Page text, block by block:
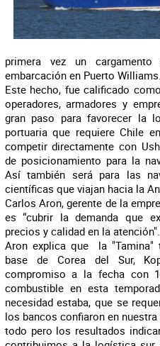
primera vez un
embarcación en Puerto Williams.
Este hecho, fue calificado
operadores, armadores y
gran paso para favorecer la
portuaria que requiere Chile
competir directamente con
de posicionamiento para la
Así también será para las
científicas que viajan hacia la
Carlos Aron, gerente de la
es “cubrir la demanda que
precios y calidad en la atención".
Aron explica que la "Tamina"
base de Corea del Sur,
compromiso a la fecha con
combustible en esta
necesidad estaba, que se
los bancos confiaron en
todo pero los resultados